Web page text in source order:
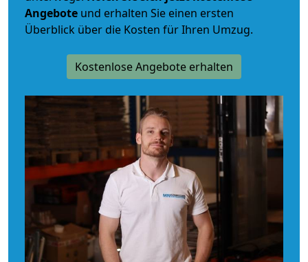
Angebote und erhalten Sie einen ersten
Überblick über die Kosten für Ihren Umzug.
Kostenlose Angebote erhalten